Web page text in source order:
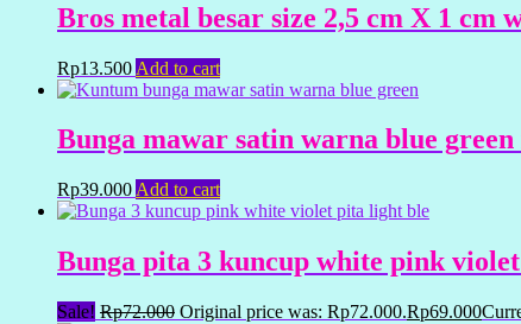
Bros metal besar size 2,5 cm X 1 cm
Rp13.500 Add to cart
Bunga mawar satin warna blue green
Rp39.000 Add to cart
Bunga pita 3 kuncup white pink
Sale! Rp72.000 Original price was: Rp72.000.Rp69.000